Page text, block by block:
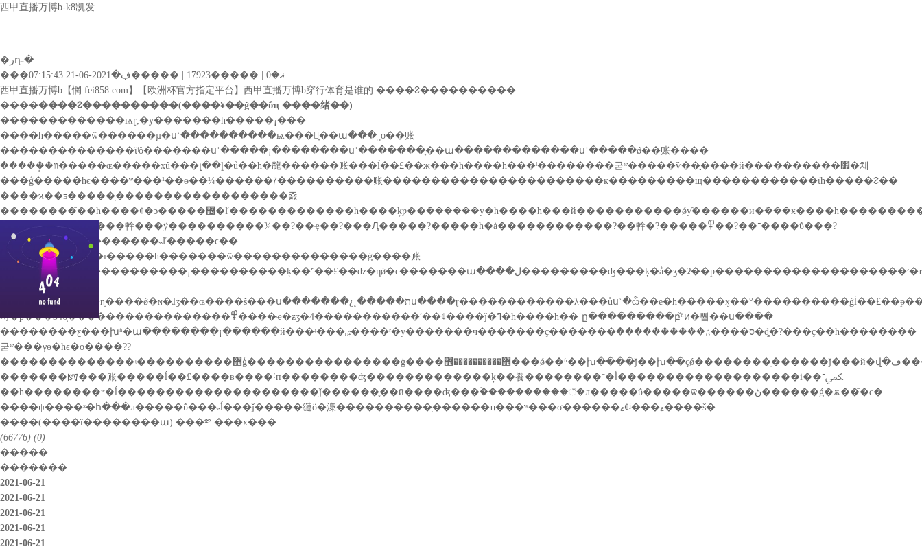
西甲直播万博b-k8凯发
�رղ˵�
���ޣ�0 | �����17923 | �����ڣ�2021-06-21 07:15:43
西甲直播万博b【惘:fei858.com】【欧洲杯官方指定平台】西甲直播万博b穿行体育是谁的 ����ᱮ����������
��������ᱮ����������(����¥��ǧ��ΰҵ ����绪��)
�������������ѩɽ;�у�������һ�����¡���
����һ�����ŵ������µ�սʿ����������ѩ���ָ��ա���˽о��账
��������������ϊʲô�������սʿ�����¡��������սʿ�������ָ��ա�������������սʿ�����ǿ��账����
�����ܱ�װ�����ɶ�����ҳû���լ��ȴ�ů��һ�㡣������账���ĺ��£��ж���һ����һ���ˡ��������굳ʷ�����ѷ��֣����й����������׿�쳬
���ģ�����һϵ����ʷ���¹��ɵ��¼������ꡱ����������账�����������������������ĸ���������щ������������ϊһ�����ᱮ��
����ϰ��ƽ�����ָ������������������죬
��������֮��һ����ȼ�ͻ�����޴�ľ�������������һ����ķƿ��ܶ������у�һ����һ���й�����������ǿƴ������и�ܶ���ӿ����һ�����������ĸ�����ʿ��һ������ǿ�ܶ���ӣ�����һ�������ҷ��׵��ƚ�ģ�����γ��˾���ɽ���?
�������������龫���ӱ����������¾��?��ҿ��?���Ԯ�����?�����һ�ǡ������������?��龫�?�����־��?��߾����ΰ���?
��������й��������˵ľ�����ϵ��
������щ����ı�����һ�������ŵ��������������ġ����账
��������һ�����������¡����������ķ��˹��£��ǳ�ηǿ�с�������ա����ڶ���������ʤ���ķ�ǻ�ʒ�ʡ��ᵽ��������������������׳�ҵ�ѫս�
���ķɳ�ˮ���ɶɽ�ɳ����ǿ�ɴ�ɺӡ��ɶ����š���ս�������¿˰�����תս����ɽ������������λ���ůսʿ�ѽ��е�һ�����ӽ��°����������ǵĺ��£��ᵽ����Ԯ�������������������ԡ��������ࡱ���ˡ��ֶ����١��ľ�������������׳ʷʫ�������������˼���ƽ̹⡢�����ƶ�30������ӣ�۹����ͽ�6000���������
壿�ᵽ���߾�����������������346֧����ҽ�ƶӡ�4�����������ʹ��ȼ����ǰ�ߣ�һ����һ��־ը���������բ֮ʱͷ�뿹��ս����
��������ƹ���խʱ�ա��������¡������й���ʵ���ۺ����ʳ�ӯ�������ҹ�������ҫ�������ܶ����������ס����ؽ�ȡ�?���ҫ��һ��������
굳ʷ���γɵ�һϵ�о����??
�������ꡰ���账�����ĺ��£����в����˸п��������ʤ�������������ķ��飬��������˭�أ�������������������i��ﶷ־
��һ��������ʷ�ĺ���������������������ǰ������֪��ӣ����ʤ���ۡ����������꣬�л�����ΰ�����ѿ������ڻ������ǵ�ѫ��֮�с�
����ψ����ˣ�հ���л�����ΰ���˵ĺ���ǰ�����縺ȫ�潨����������ִ������ҵ���ʷ���σ������ޱȼᶨ���ޱ����š�
����(����ϊ��������ա) ���༭:���ӿ���
(66776) (0)
�����
�������
2021-06-21
2021-06-21
2021-06-21
2021-06-21
2021-06-21